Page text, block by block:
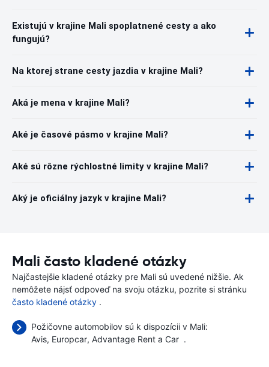
Existujú v krajine Mali spoplatnené cesty a ako
fungujú?
Na ktorej strane cesty jazdia v krajine Mali?
Aká je mena v krajine Mali?
Aké je časové pásmo v krajine Mali?
Aké sú rôzne rýchlostné limity v krajine Mali?
Aký je oficiálny jazyk v krajine Mali?
Mali často kladené otázky
Najčastejšie kladené otázky pre Mali sú uvedené nižšie. Ak
nemôžete nájsť odpoveď na svoju otázku, pozrite si stránku
často kladené otázky .
Požičovne automobilov sú k dispozícii v Mali:
Avis Europcar Advantage Rent a Car .